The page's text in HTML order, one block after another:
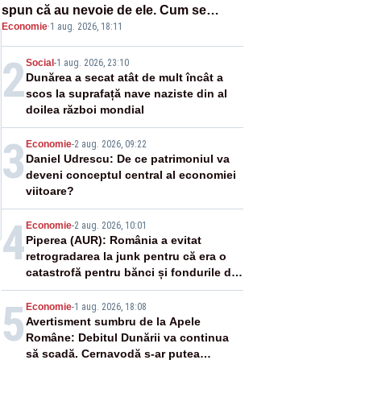
spun că au nevoie de ele. Cum se
pasează vina în plină criză energetică
Economie·1 aug. 2026, 18:11
2Social-1 aug. 2026, 23:10
Dunărea a secat atât de mult încât a
scos la suprafață nave naziste din al
doilea război mondial
3 Economie-2 aug. 2026, 09:22
Daniel Udrescu: De ce patrimoniul va
deveni conceptul central al economiei
viitoare?
4Economie-2 aug. 2026, 10:01
Piperea (AUR): România a evitat
retrogradarea la junk pentru că era o
catastrofă pentru bănci și fondurile de
pensii
5 Economie-1 aug. 2026, 18:08
Avertisment sumbru de la Apele
Române: Debitul Dunării va continua
să scadă. Cernavodă s-ar putea